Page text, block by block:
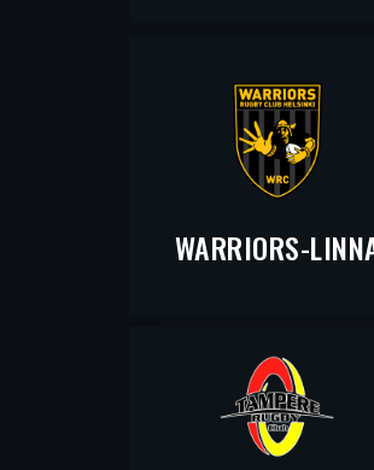
WARRIORS-